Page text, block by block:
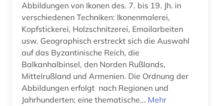
Abbildungen von Ikonen des. 7. bis 19. Jh. in
verschiedenen Techniken: Ikonenmalerei,
Kopfstickerei, Holzschnitzerei, Emailarbeiten
usw. Geographisch erstreckt sich die Auswahl
auf das Byzantinische Reich, die
Balkanhalbinsel, den Norden Rußlands,
Mittelrußland und Armenien. Die Ordnung der
Abbildungen erfolgt nach Regionen und
Jahrhunderten; eine thematische... Mehr